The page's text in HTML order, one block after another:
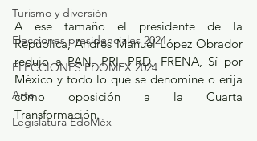
Turismo y diversión
Elecciones presidenciales 2024
ELECCIONES EDOMEX 2024
Arte
Legislatura EdoMéx
A ese tamaño el presidente de la
República, Andrés Manuel López Obrador
redujo a PAN, PRI, PRD, FRENA, Sí por
México y todo lo que se denomine o erija
como oposición a la Cuarta
Transformación.